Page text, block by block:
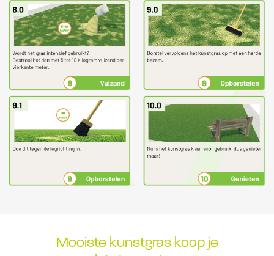
Mooiste kunstgras koop je